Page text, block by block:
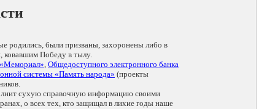
родились, были призваны, захоронены либо в
ковавшим Победу в тылу.
, Общедоступного электронного банка
системы «Память народа» (проекты
сухую справочную информацию своими
о всех тех, кто защищал в лихие годы наше